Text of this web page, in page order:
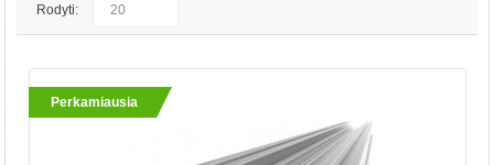
Rodyti:
Perkamiausia